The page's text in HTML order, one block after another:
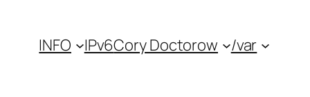
INFO IPv6Cory Doctorow /var